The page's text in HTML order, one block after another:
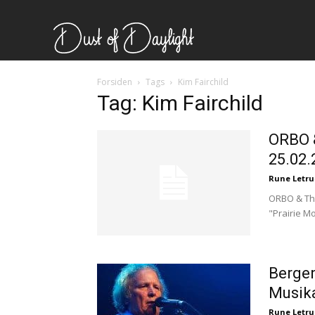
Ønsker du omtale på
Les bloggen.Passer
Forsiden Tags Kim Fairchild
Tag: Kim Fairchild
Rune
ORBO &
"Prairie
Rune